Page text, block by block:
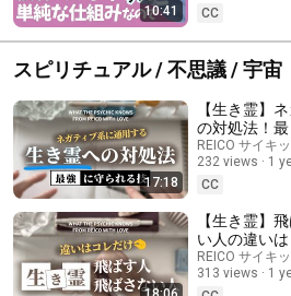
10:41
CC
スピリチュアル / 不思議 / 宇宙
17:18
【生き霊】
の対処法！最
解決策「凪
REICO サイキ
232 views
1
CC
【生き霊】
い人の違いは
かれる前に
チェック｜
REICO サイキ
313 views
1